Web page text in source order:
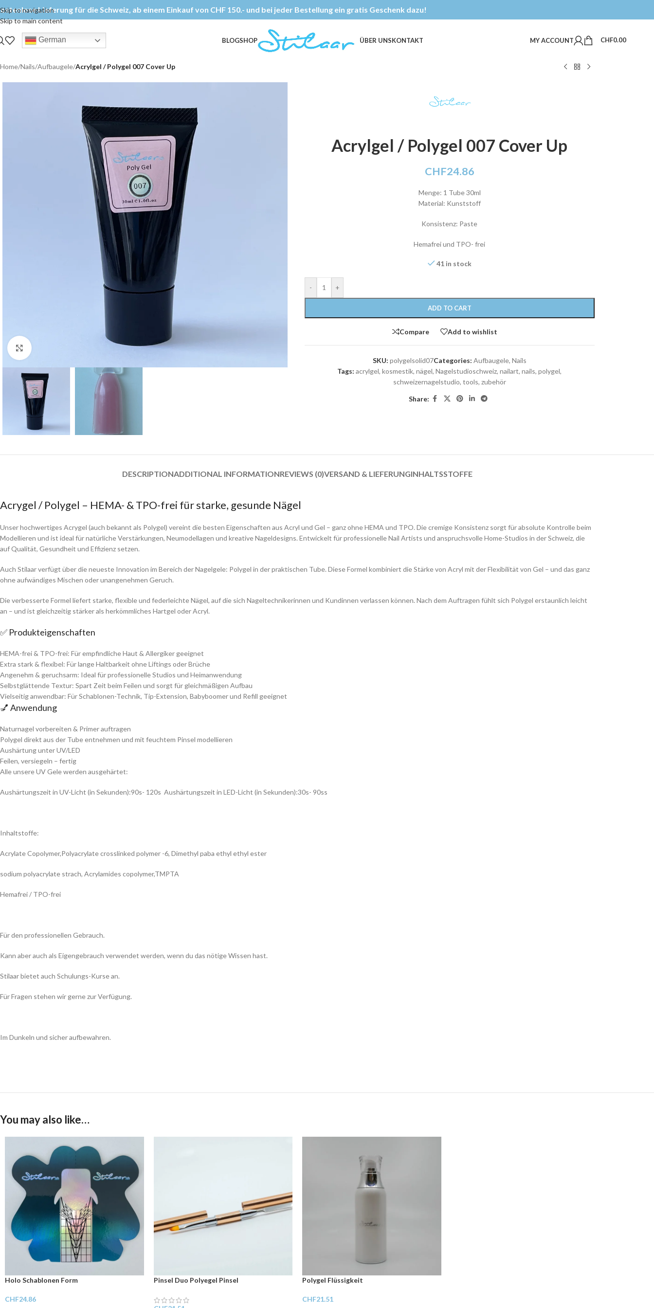
Skip to navigation
Skip to main content
Lieferung für die Schweiz, ab einem Einkauf von CHF 150.- und bei jeder Bestellung ein gratis Geschenk dazu!
German BLOGSHOP ÜBER UNSKONTAKT MY ACCOUNT CHF0.00
Home/Nails/Aufbaugele/Acrylgel / Polygel 007 Cover Up
Acrylgel / Polygel 007 Cover Up
CHF24.86
Menge: 1 Tube 30ml
Material: Kunststoff
Konsistenz: Paste
Hemafrei und TPO- frei
41 in stock
- +
ADD TO CART
Compare Add to wishlist
SKU: polygelsolid07Categories: Aufbaugele, Nails
Tags: acrylgel, kosmestik, nägel, Nagelstudioschweiz, nailart, nails, polygel,
schweizernagelstudio, tools, zubehör
Share:
DESCRIPTIONADDITIONAL INFORMATIONREVIEWS (0)VERSAND & LIEFERUNGINHALTSSTOFFE
Acrygel / Polygel – HEMA- & TPO-frei für starke, gesunde Nägel
Unser hochwertiges Acrygel (auch bekannt als Polygel) vereint die besten Eigenschaften aus Acryl und Gel – ganz ohne HEMA und TPO. Die cremige Konsistenz sorgt für absolute Kontrolle beim
Modellieren und ist ideal für natürliche Verstärkungen, Neumodellagen und kreative Nageldesigns. Entwickelt für professionelle Nail Artists und anspruchsvolle Home-Studios in der Schweiz, die
auf Qualität, Gesundheit und Effizienz setzen.
Auch Stilaar verfügt über die neueste Innovation im Bereich der Nagelgele: Polygel in der praktischen Tube. Diese Formel kombiniert die Stärke von Acryl mit der Flexibilität von Gel – und das ganz
ohne aufwändiges Mischen oder unangenehmen Geruch.
Die verbesserte Formel liefert starke, flexible und federleichte Nägel, auf die sich Nageltechnikerinnen und Kundinnen verlassen können. Nach dem Auftragen fühlt sich Polygel erstaunlich leicht
an – und ist gleichzeitig stärker als herkömmliches Hartgel oder Acryl.
✅ Produkteigenschaften
HEMA-frei & TPO-frei: Für empfindliche Haut & Allergiker geeignet
Extra stark & flexibel: Für lange Haltbarkeit ohne Liftings oder Brüche
Angenehm & geruchsarm: Ideal für professionelle Studios und Heimanwendung
Selbstglättende Textur: Spart Zeit beim Feilen und sorgt für gleichmäßigen Aufbau
Vielseitig anwendbar: Für Schablonen-Technik, Tip-Extension, Babyboomer und Refill geeignet
💅 Anwendung
Naturnagel vorbereiten & Primer auftragen
Polygel direkt aus der Tube entnehmen und mit feuchtem Pinsel modellieren
Aushärtung unter UV/LED
Feilen, versiegeln – fertig
Alle unsere UV Gele werden ausgehärtet:
Aushärtungszeit in UV-Licht (in Sekunden):90s- 120s Aushärtungszeit in LED-Licht (in Sekunden):30s- 90ss
Inhaltstoffe:
Acrylate Copolymer,Polyacrylate crosslinked polymer -6, Dimethyl paba ethyl ethyl ester
sodium polyacrylate strach, Acrylamides copolymer,TMPTA
Hemafrei / TPO-frei
Für den professionellen Gebrauch.
Kann aber auch als Eigengebrauch verwendet werden, wenn du das nötige Wissen hast.
Stilaar bietet auch Schulungs-Kurse an.
Für Fragen stehen wir gerne zur Verfügung.
Im Dunkeln und sicher aufbewahren.
You may also like…
Holo Schablonen Form
CHF24.86
Pinsel Duo Polyegel Pinsel Polygel Flüssigkeit
CHF21.51